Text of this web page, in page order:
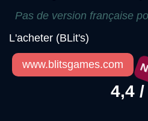
Pas de version française
L'acheter (BLit's)
www.blitsgames.com
4,4 /